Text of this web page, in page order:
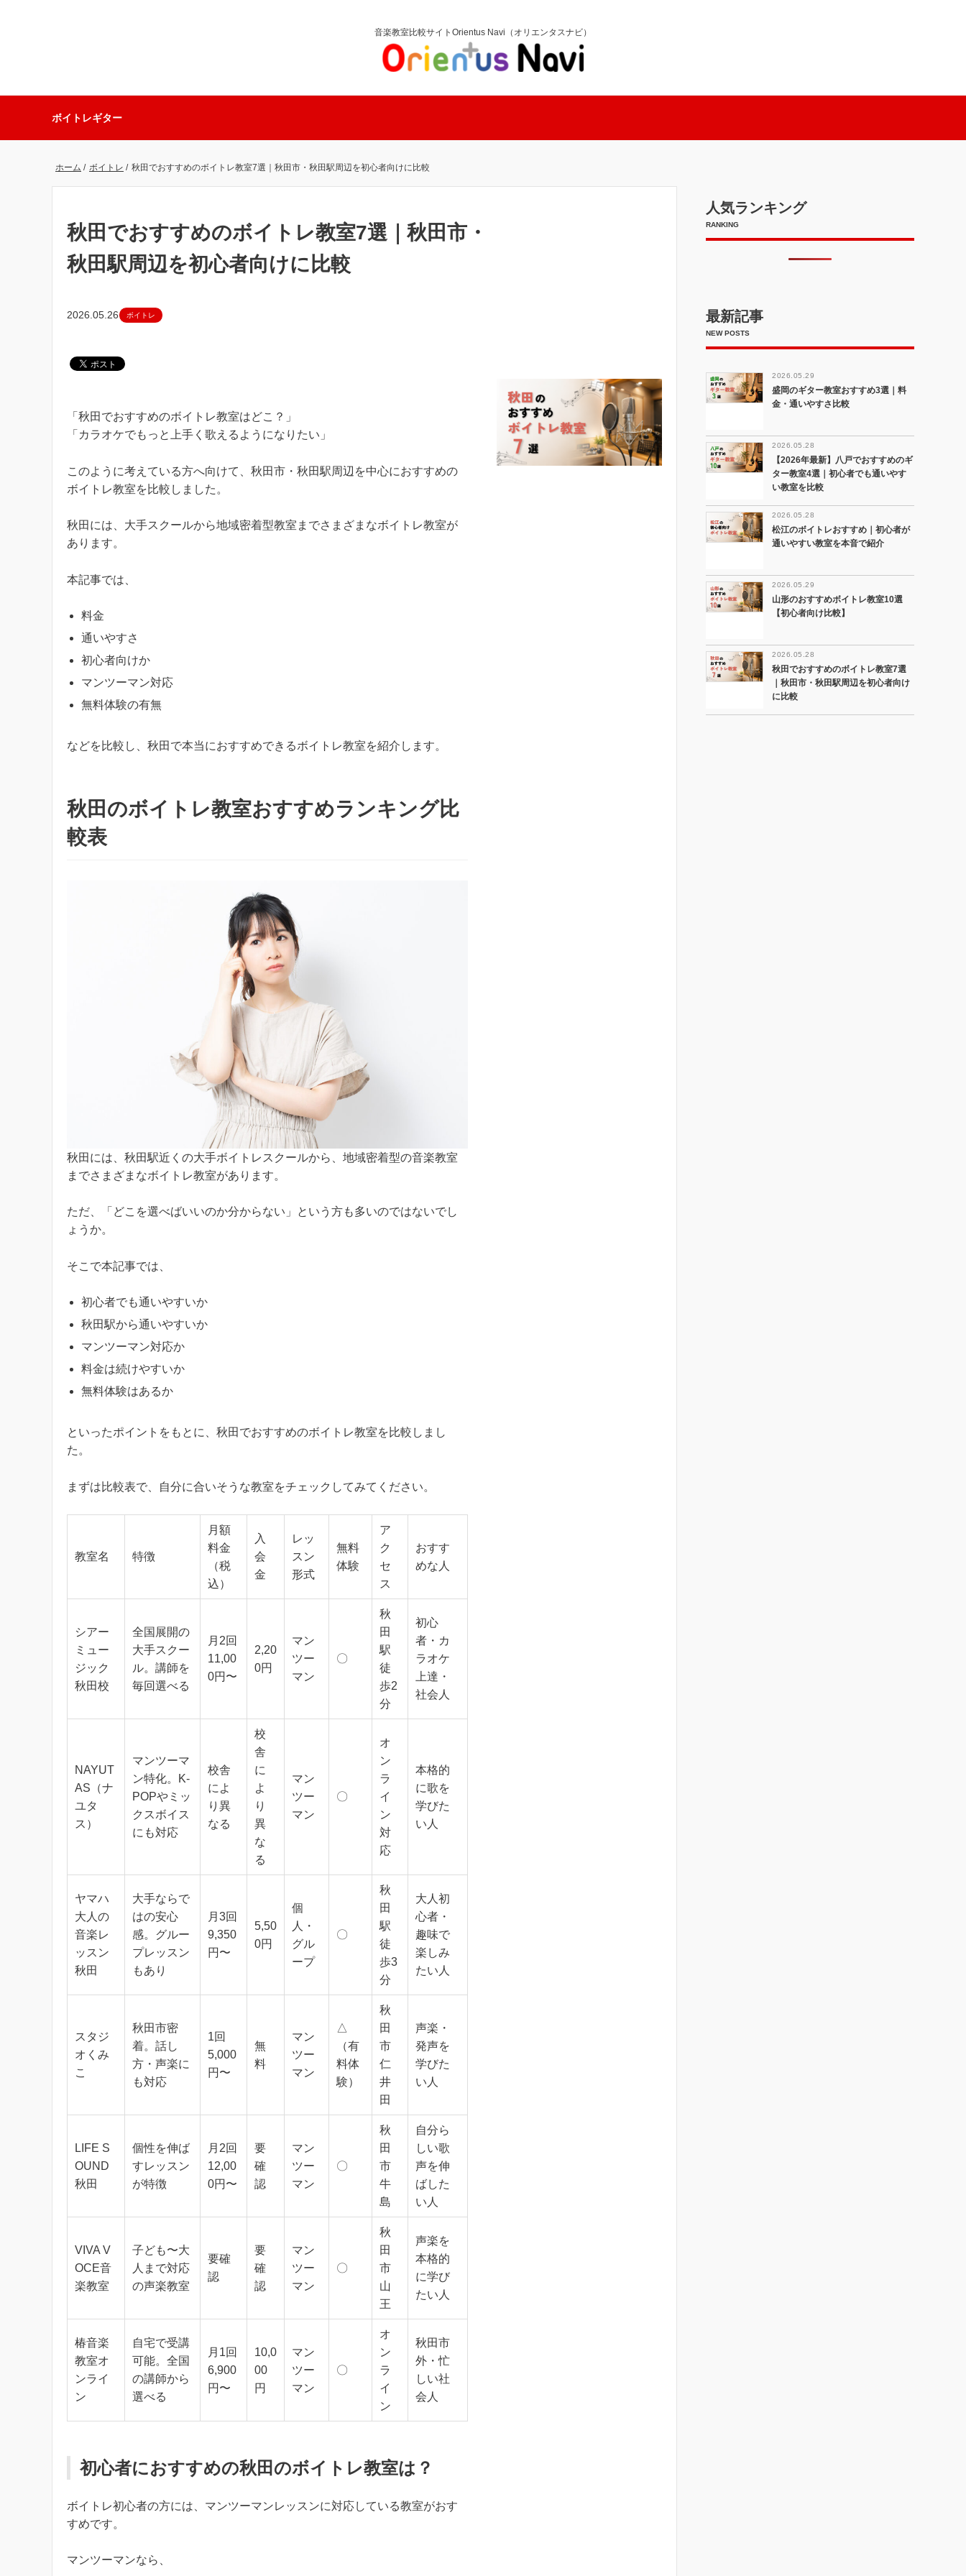
音楽教室比較サイトOrientus Navi（オリエンタスナビ）
ボイトレギター
ホーム / ボイトレ / 秋田でおすすめのボイトレ教室7選｜秋田市・秋田駅周辺を初心者向けに比較
秋田でおすすめのボイトレ教室7選｜秋田市・
秋田駅周辺を初心者向けに比較
2026.05.26 ボイトレ
「秋田でおすすめのボイトレ教室はどこ？」
「カラオケでもっと上手く歌えるようになりたい」
このように考えている方へ向けて、秋田市・秋田駅周辺を中心におすすめの
ボイトレ教室を比較しました。
秋田には、大手スクールから地域密着型教室までさまざまなボイトレ教室が
あります。
本記事では、
料金
通いやすさ
初心者向けか
マンツーマン対応
無料体験の有無
などを比較し、秋田で本当におすすめできるボイトレ教室を紹介します。
秋田のボイトレ教室おすすめランキング比
較表
秋田には、秋田駅近くの大手ボイトレスクールから、地域密着型の音楽教室
までさまざまなボイトレ教室があります。
ただ、「どこを選べばいいのか分からない」という方も多いのではないでし
ょうか。
そこで本記事では、
初心者でも通いやすいか
秋田駅から通いやすいか
マンツーマン対応か
料金は続けやすいか
無料体験はあるか
といったポイントをもとに、秋田でおすすめのボイトレ教室を比較しまし
た。
まずは比較表で、自分に合いそうな教室をチェックしてみてください。
教室名 特徴
月額
料金
（税
込）
入
会
金
レッ
スン
形式
無料
体験
ア
ク
セ
ス
おすす
めな人
シアー
ミュー
ジック
秋田校
全国展開の
大手スクー
ル。講師を
毎回選べる
月2回
11,00
0円〜
2,20
0円
マン
ツー
マン
〇
秋
田
駅
徒
歩2
分
初心
者・カ
ラオケ
上達・
社会人
NAYUT
AS（ナ
ユタ
ス）
マンツーマ
ン特化。K-
POPやミッ
クスボイス
にも対応
校舎
によ
り異
なる
校
舎
に
よ
り
異
な
る
マン
ツー
マン
〇
オ
ン
ラ
イ
ン
対
応
本格的
に歌を
学びた
い人
ヤマハ
大人の
音楽レ
ッスン
秋田
大手ならで
はの安心
感。グルー
プレッスン
もあり
月3回
9,350
円〜
5,50
0円
個
人・
グル
ープ
〇
秋
田
駅
徒
歩3
分
大人初
心者・
趣味で
楽しみ
たい人
スタジ
オくみ
こ
秋田市密
着。話し
方・声楽に
も対応
1回
5,000
円〜
無
料
マン
ツー
マン
△
（有
料体
験）
秋
田
市
仁
井
田
声楽・
発声を
学びた
い人
LIFE S
OUND
秋田
個性を伸ば
すレッスン
が特徴
月2回
12,00
0円〜
要
確
認
マン
ツー
マン
〇
秋
田
市
牛
島
自分ら
しい歌
声を伸
ばした
い人
VIVA V
OCE音
楽教室
子ども〜大
人まで対応
の声楽教室
要確
認
要
確
認
マン
ツー
マン
〇
秋
田
市
山
王
声楽を
本格的
に学び
たい人
椿音楽
教室オ
ンライ
ン
自宅で受講
可能。全国
の講師から
選べる
月1回
6,900
円〜
10,0
00
円
マン
ツー
マン
〇
オ
ン
ラ
イ
ン
秋田市
外・忙
しい社
会人
初心者におすすめの秋田のボイトレ教室は？
ボイトレ初心者の方には、マンツーマンレッスンに対応している教室がおす
すめです。
マンツーマンなら、
人気ランキング
RANKING
最新記事
NEW POSTS
2026.05.29
盛岡のギター教室おすすめ3選｜料
金・通いやすさ比較
2026.05.28
【2026年最新】八戸でおすすめのギ
ター教室4選｜初心者でも通いやす
い教室を比較
2026.05.28
松江のボイトレおすすめ｜初心者が
通いやすい教室を本音で紹介
2026.05.29
山形のおすすめボイトレ教室10選
【初心者向け比較】
2026.05.28
秋田でおすすめのボイトレ教室7選
｜秋田市・秋田駅周辺を初心者向け
に比較